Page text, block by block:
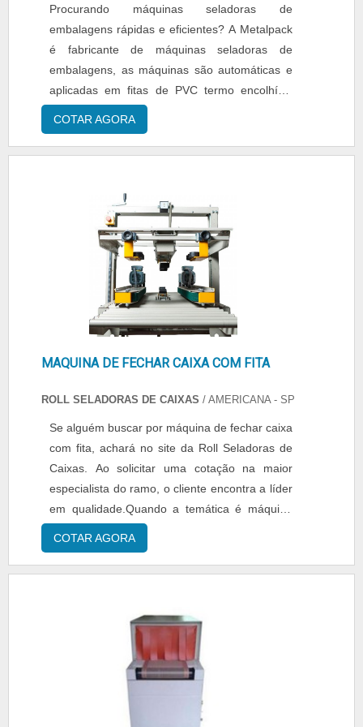
cetro.É uma empresa comprometida com seus
serviços e uma empresa inovadora,
características possíveis pelo fato de a
empresa ter escritório de alta qualidade onde
são realizadas as atividades e biblioteca
técnica de apoio. Esses fatores, somados a um
time com equipe multidisciplinar de consultores
associados e profissionais com vasta
Procurando máquinas seladoras de
embalagens rápidas e eficientes? A Metalpack
é fabricante de máquinas seladoras de
embalagens, as máquinas são automáticas e
aplicadas em fitas de PVC termo encolhível
poliolefínico. Desenvolvidas em vários
tamanhos de acordo com a necessidade do
ideal para a sua empresa. Realizando com
toda a qualidade e eficiência processos ....
COTAR AGORA
MAQUINA DE FECHAR CAIXA COM FITA
ROLL SELADORAS DE CAIXAS / AMERICANA - SP
Se alguém buscar por máquina de fechar caixa
com fita, achará no site da Roll Seladoras de
Caixas. Ao solicitar uma cotação na maior
especialista do ramo, o cliente encontra a líder
em qualidade.Quando a temática é máquina
de fechar caixa com fita, com os profissionais
da Roll Seladoras de Caixas o cliente conta
FECHAR CAIXA COM FITAA Roll Seladoras de
Caixas centraliza sua estratégia em criar uma
estrutura com escritório de alta qualidade onde
são realizadas as atividades e estrutura
suficiente para atender todas as demandas,
COTAR AGORA